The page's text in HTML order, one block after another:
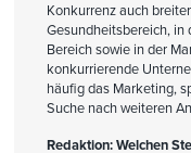
Konkurrenz auch
Gesundheitsbereich, in
Bereich sowie in der
konkurrierende
häufig das Marketing,
Suche nach weiteren
Redaktion: Welchen